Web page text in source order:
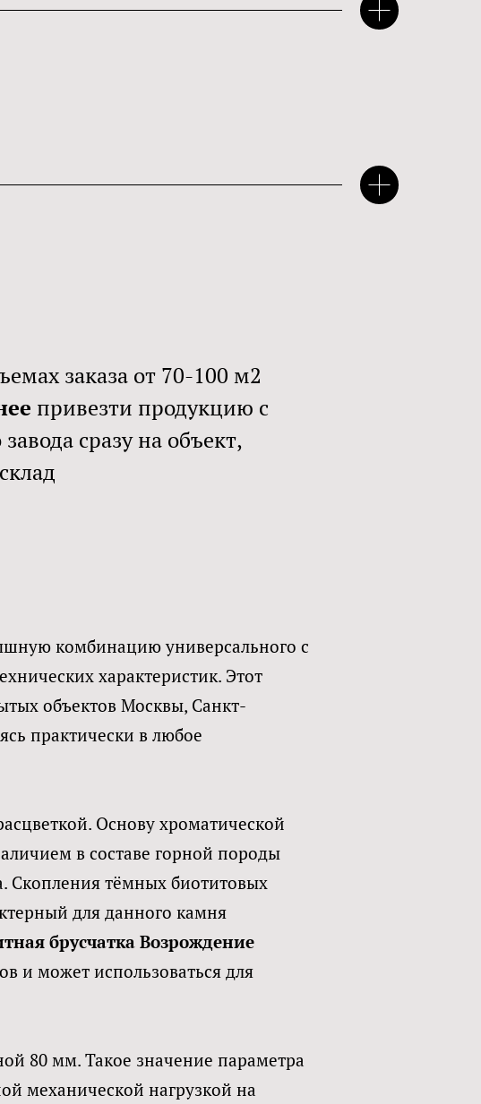
заказа от 70-100 м2
привезти продукцию с
сразу на объект,
комбинацию универсального с
характеристик. Этот
объектов Москвы, Санкт-
практически в любое
Основу хроматической
в составе горной породы
Скопления тёмных биотитовых
для данного камня
брусчатка Возрождение
и может использоваться для
80 мм. Такое значение параметра
механической нагрузкой на